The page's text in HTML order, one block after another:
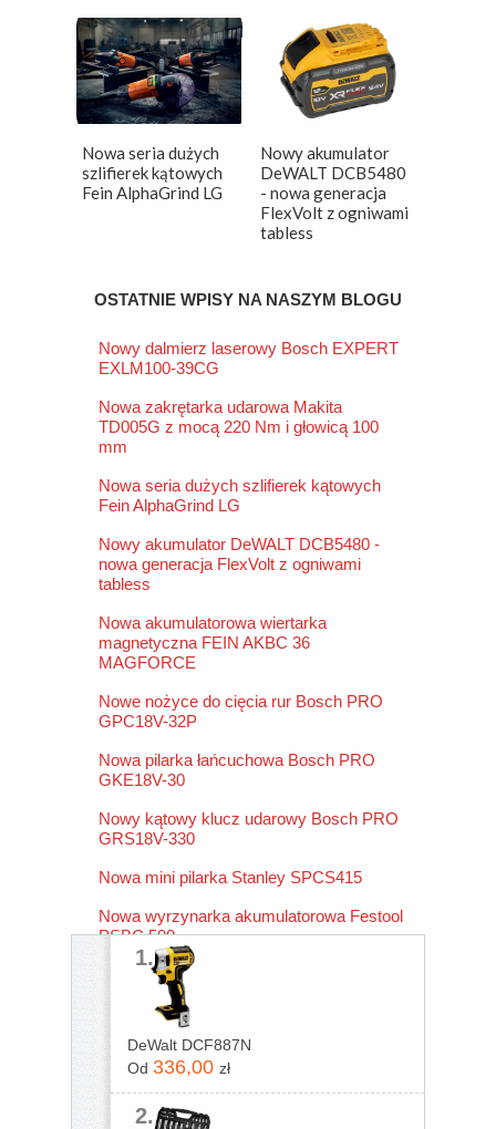
Nowa seria dużych
szlifierek kątowych
Fein AlphaGrind LG
Nowy akumulator
DeWALT DCB5480
- nowa generacja
FlexVolt z ogniwami
tabless
1.
DeWalt DCF887N
Od 336,00 zł
2.
OSTATNIE WPISY NA NASZYM BLOGU
Nowy dalmierz laserowy Bosch EXPERT
EXLM100-39CG
Nowa zakrętarka udarowa Makita
TD005G z mocą 220 Nm i głowicą 100
mm
Nowa seria dużych szlifierek kątowych
Fein AlphaGrind LG
Nowy akumulator DeWALT DCB5480 -
nowa generacja FlexVolt z ogniwami
tabless
Nowa akumulatorowa wiertarka
magnetyczna FEIN AKBC 36
MAGFORCE
Nowe nożyce do cięcia rur Bosch PRO
GPC18V-32P
Nowa pilarka łańcuchowa Bosch PRO
GKE18V-30
Nowy kątowy klucz udarowy Bosch PRO
GRS18V-330
Nowa mini pilarka Stanley SPCS415
Nowa wyrzynarka akumulatorowa Festool
PSBC 500